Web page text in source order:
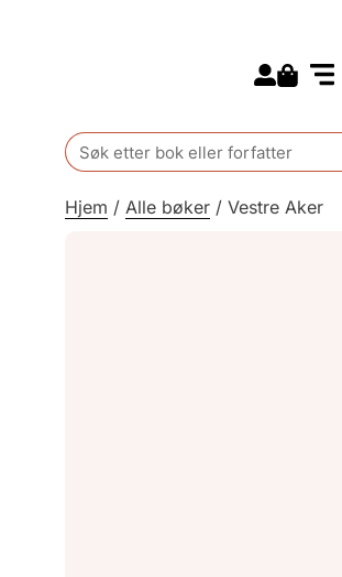
Search
for:
Hjem / Alle bøker / Vestre Aker